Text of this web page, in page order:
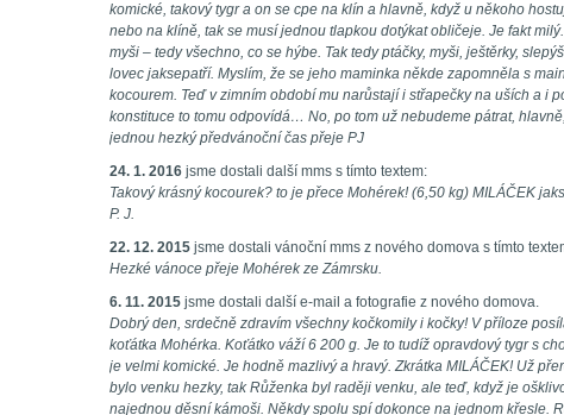
komické, takový tygr a on se cpe na klín a hlavně, když u někoho
nebo na klíně, tak se musí jednou tlapkou dotýkat obličeje. Je fakt
myši – tedy všechno, co se hýbe. Tak tedy ptáčky, myši, ještěrky,
lovec jaksepatří. Myslím, že se jeho maminka někde zapomněla s
kocourem. Teď v zimním období mu narůstají i střapečky na uších a i
konstituce to tomu odpovídá… No, po tom už nebudeme pátrat,
jednou hezký předvánoční čas přeje PJ
24. 1. 2016 jsme dostali další mms s tímto textem:
Takový krásný kocourek? to je přece Mohérek! (6,50 kg) MILÁČEK
P. J.
22. 12. 2015 jsme dostali vánoční mms z nového domova s tímto
Hezké vánoce přeje Mohérek ze Zámrsku.
6. 11. 2015 jsme dostali další e-mail a fotografie z nového domova.
Dobrý den, srdečně zdravím všechny kočkomily i kočky! V příloze
koťátka Mohérka. Koťátko váží 6 200 g. Je to tudíž opravdový tygr s
je velmi komické. Je hodně mazlivý a hravý. Zkrátka MILÁČEK! Už
bylo venku hezky, tak Růženka byl raději venku, ale teď, když je
najednou děsní kámoši. Někdy spolu spí dokonce na jednom křesle.